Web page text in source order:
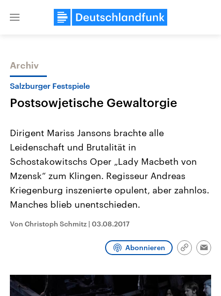
Close
Themen
USA
Aktuelle Beiträge, Analysen und
Hintergründe
Wirtschaftlich und militärisch
gehören die Vereinigten Staaten zu
mit großem Einfluss auf das
aktuelle Weltgeschehen.
Nahostkonflikt
Aktuelle Lage und
Der Überfall der
Terrororganisation Hamas
Oktober 2023 auf Israel
Programm Podcasts
Audio-Archiv
Archiv
Salzburger Festspiele
Postsowjetische Gewaltorgie
Dirigent Mariss Jansons brachte alle
Leidenschaft und Brutalität in
Schostakowitschs Oper „Lady Macbeth von
Mzensk“ zum Klingen. Regisseur Andreas
Kriegenburg inszenierte opulent, aber zahnlos.
Manches blieb unentschieden.
Von Christoph Schmitz | 03.08.2017
Abonnieren
Link